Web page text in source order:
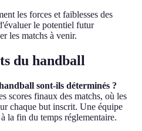
les forces et faiblesses des
le potentiel futur
les matchs à venir.
du handball
sont-ils déterminés ?
scores finaux des matchs, où les
chaque but inscrit. Une équipe
la fin du temps réglementaire.